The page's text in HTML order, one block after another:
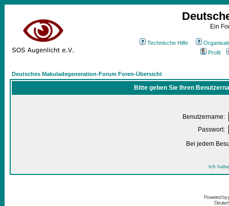
Ein
Technische Hilfe
Profil
Deutsches Makuladegeneration-Forum Foren-Übersicht
Bitte geben Sie Ihren
Benutzername:
Passwort:
Bei jedem
Ich
Powered by